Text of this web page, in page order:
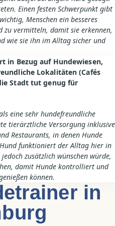
Einen festen Schwerpunkt gibt
Menschen ein besseres
zu vermitteln, damit sie erkennen,
wie sie ihn im Alltag sicher und
in Bezug auf Hundewiesen,
Lokalitäten (Cafés
Stadt tut genug für
eine sehr hundefreundliche
tierärztliche Versorgung inklusive
Restaurants, in denen Hunde
funktioniert der Alltag hier in
zusätzlich wünschen würde,
damit Hunde kontrolliert und
können.
in